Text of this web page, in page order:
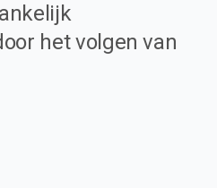
het volgen van